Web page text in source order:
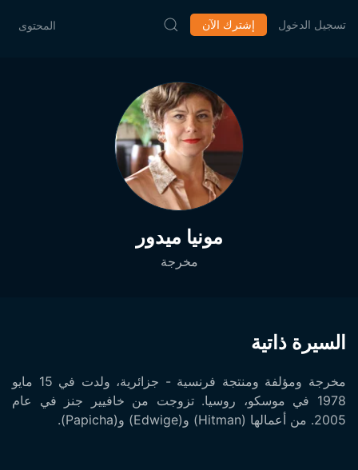
المحتوى إشترك الآن تسجيل الدخول
مونيا ميدور
مخرجة
السيرة ذاتية
مخرجة ومؤلفة ومنتجة فرنسية - جزائرية، ولدت في 15 مايو
1978 في موسكو، روسيا. تزوجت من خافيير جنز في عام
2005. من أعمالها (Hitman) و(Edwige) و(Papicha).